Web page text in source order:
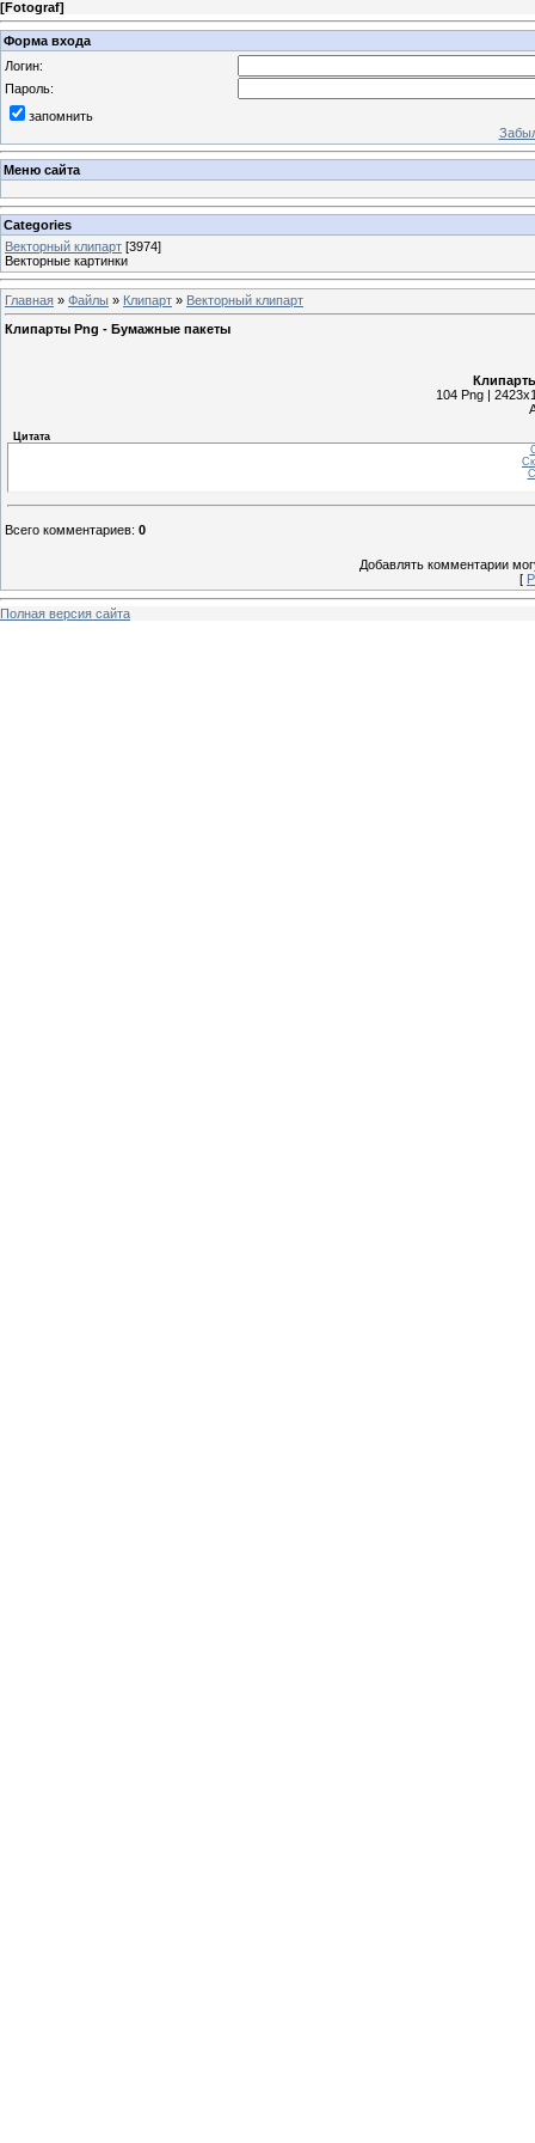
[Fotograf]
Форма входа
Логин:
Пароль:
запомнить
Меню сайта
Categories
Векторный клипарт [3974]
Векторные картинки
Главная » Файлы » Клипарт » Векторный клипарт
Клипарты Png - Бумажные пакеты
104 Png |
Цитата
Всего комментариев: 0
Добавлять комментарии
[
Полная версия сайта